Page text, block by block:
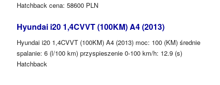
Hatchback cena: 58600 PLN
Hyundai i20 1,4CVVT (100KM) A4 (2013)
Hyundai i20 1,4CVVT (100KM) A4 (2013) moc: 100 (KM) średnie
spalanie: 6 (l/100 km) przyspieszenie 0-100 km/h: 12.9 (s)
Hatchback